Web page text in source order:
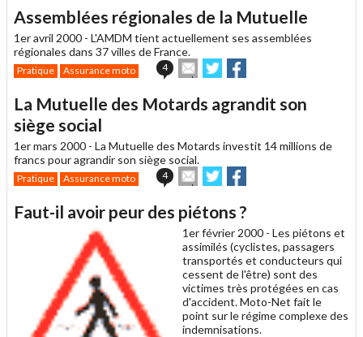
à
un
ami
Assemblées régionales de la Mutuelle
1er avril 2000 - L'AMDM tient actuellement ses assemblées
régionales dans 37 villes de France.
Pratique Assurance moto 4
Envoyer
cet
à
Partager
sur sur
La Mutuelle des Motards agrandit son
siège social
1er mars 2000 - La Mutuelle des Motards investit 14 millions de
francs pour agrandir son siège social.
Pratique Assurance moto 4
Envoyer
cet
à
un
ami
Partager
sur sur
Faut-il avoir peur des piétons ?
1er février 2000 - Les piétons et
assimilés (cyclistes, passagers
transportés et conducteurs qui
cessent de l'être) sont des
victimes très protégées en cas
d'accident. Moto-Net fait le
point sur le régime complexe des
indemnisations.